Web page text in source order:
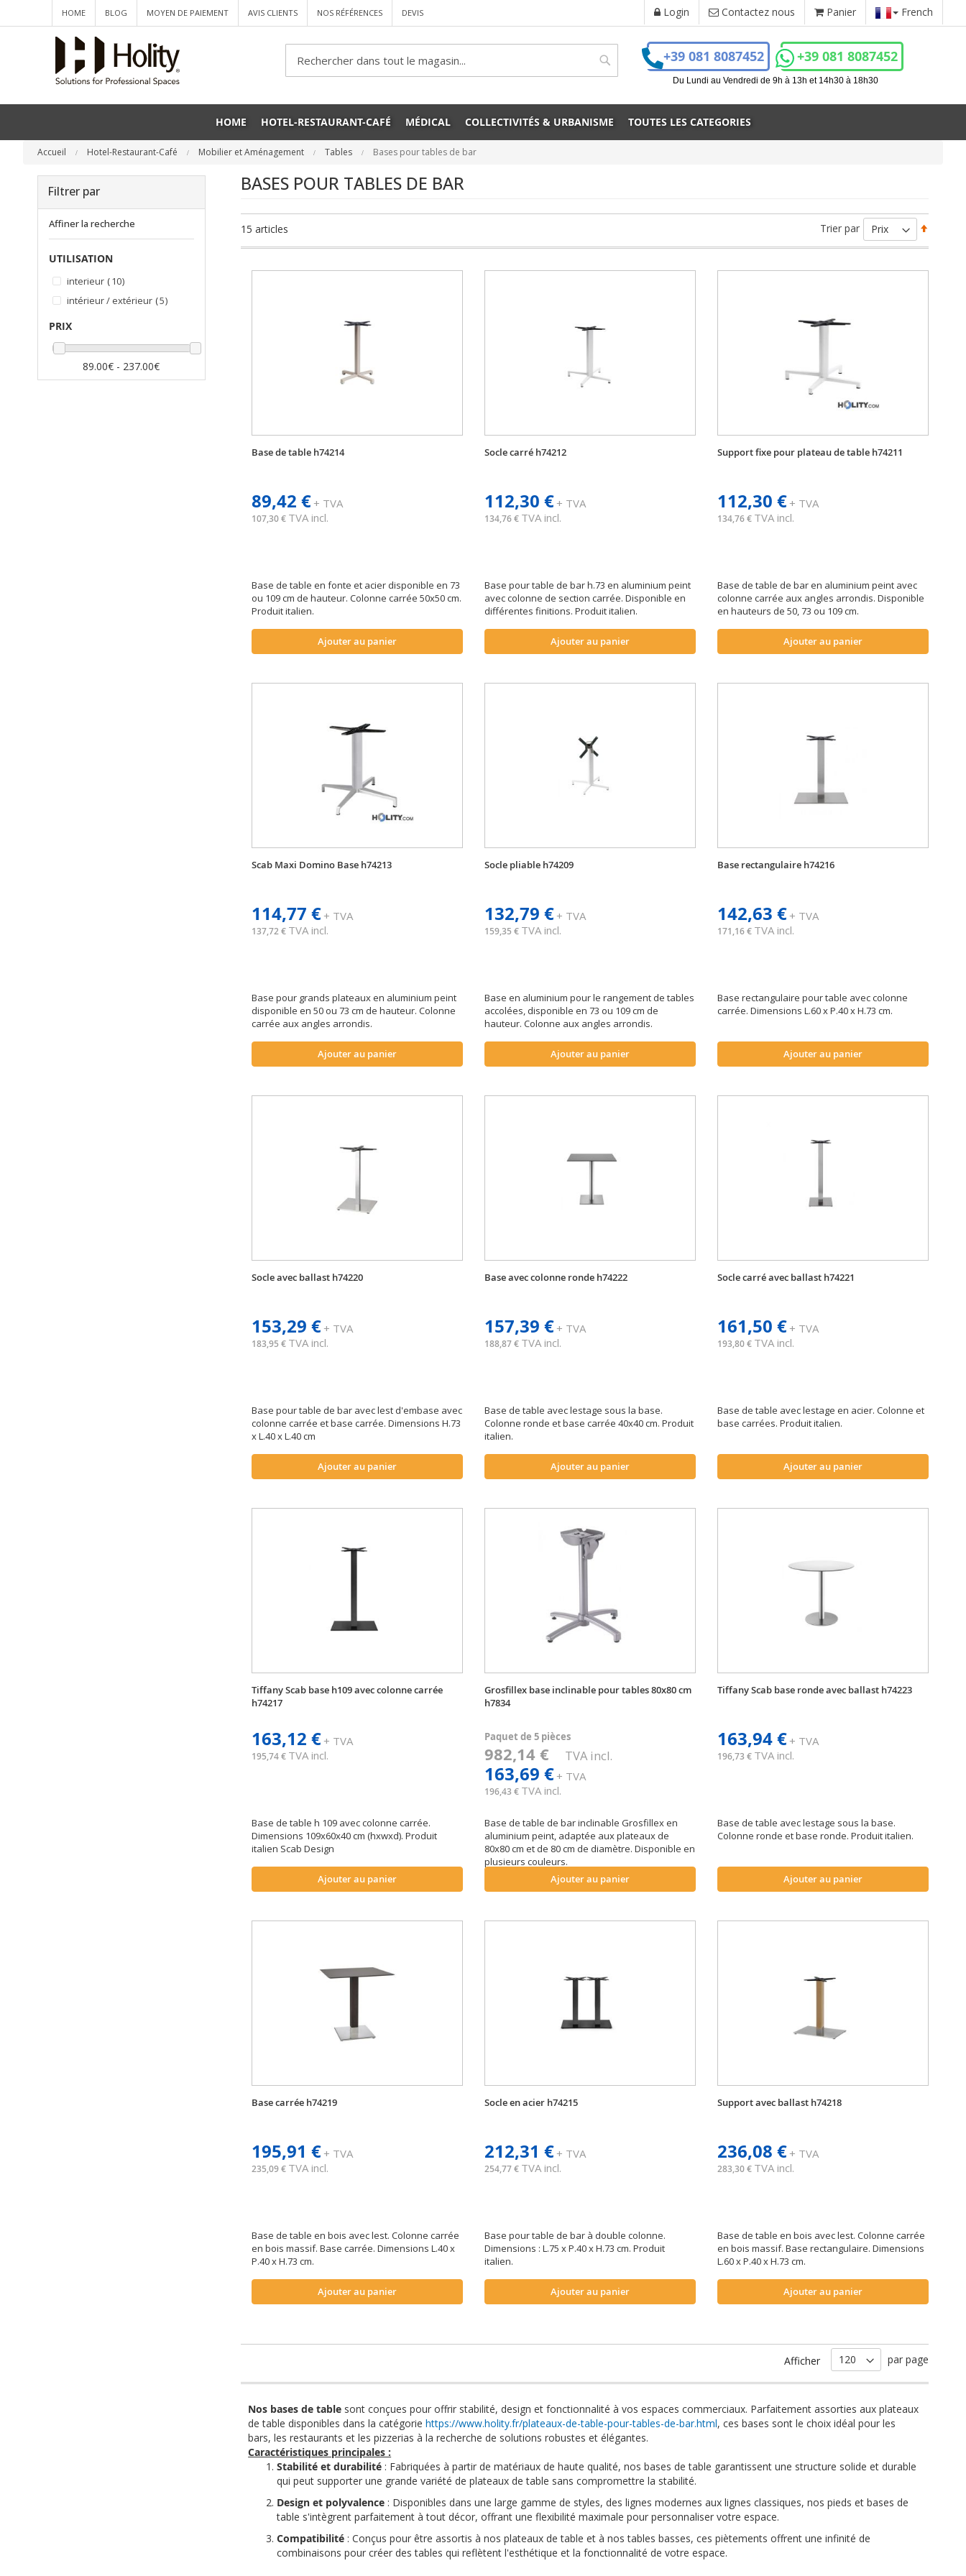
HOME BLOG MOYEN DE PAIEMENT AVIS CLIENTS NOS RÉFÉRENCES DEVIS Login Contactez nous Panier French
Chercher
Chercher
+39 081 8087452 +39 081 8087452
Du Lundi au Vendredi de 9h à 13h et 14h30 à 18h30
HOME HOTEL-RESTAURANT-CAFÉ MÉDICAL COLLECTIVITÉS & URBANISME TOUTES LES CATEGORIES
Accueil Hotel-Restaurant-Café Mobilier et Aménagement Tables Bases pour tables de bar
BASES POUR TABLES DE BAR
15 articles Trier par
Base de table h74214
89,42 €+ TVA
107,30 € TVA incl.
Base de table en fonte et acier disponible en 73
ou 109 cm de hauteur. Colonne carrée 50x50 cm.
Produit italien.
Ajouter au panier
Socle carré h74212
112,30 €+ TVA
134,76 € TVA incl.
Base pour table de bar h.73 en aluminium peint
avec colonne de section carrée. Disponible en
différentes finitions. Produit italien.
Ajouter au panier
Support fixe pour plateau de table h74211
112,30 €+ TVA
134,76 € TVA incl.
Base de table de bar en aluminium peint avec
colonne carrée aux angles arrondis. Disponible
en hauteurs de 50, 73 ou 109 cm.
Ajouter au panier
Scab Maxi Domino Base h74213
114,77 €+ TVA
137,72 € TVA incl.
Base pour grands plateaux en aluminium peint
disponible en 50 ou 73 cm de hauteur. Colonne
carrée aux angles arrondis.
Ajouter au panier
Socle pliable h74209
132,79 €+ TVA
159,35 € TVA incl.
Base en aluminium pour le rangement de tables
accolées, disponible en 73 ou 109 cm de
hauteur. Colonne aux angles arrondis.
Ajouter au panier
Base rectangulaire h74216
142,63 €+ TVA
171,16 € TVA incl.
Base rectangulaire pour table avec colonne
carrée. Dimensions L.60 x P.40 x H.73 cm.
Ajouter au panier
Socle avec ballast h74220
153,29 €+ TVA
183,95 € TVA incl.
Base pour table de bar avec lest d'embase avec
colonne carrée et base carrée. Dimensions H.73
x L.40 x L.40 cm
Ajouter au panier
Base avec colonne ronde h74222
157,39 €+ TVA
188,87 € TVA incl.
Base de table avec lestage sous la base.
Colonne ronde et base carrée 40x40 cm. Produit
italien.
Ajouter au panier
Socle carré avec ballast h74221
161,50 €+ TVA
193,80 € TVA incl.
Base de table avec lestage en acier. Colonne et
base carrées. Produit italien.
Ajouter au panier
Tiffany Scab base h109 avec colonne carrée
h74217
163,12 €+ TVA
195,74 € TVA incl.
Base de table h 109 avec colonne carrée.
Dimensions 109x60x40 cm (hxwxd). Produit
italien Scab Design
Ajouter au panier
Grosfillex base inclinable pour tables 80x80 cm
h7834
Paquet de 5 pièces
982,14 € TVA incl.
163,69 €+ TVA
196,43 € TVA incl.
Base de table de bar inclinable Grosfillex en
aluminium peint, adaptée aux plateaux de
80x80 cm et de 80 cm de diamètre. Disponible en
plusieurs couleurs.
Ajouter au panier
Tiffany Scab base ronde avec ballast h74223
163,94 €+ TVA
196,73 € TVA incl.
Base de table avec lestage sous la base.
Colonne ronde et base ronde. Produit italien.
Ajouter au panier
Base carrée h74219
195,91 €+ TVA
235,09 € TVA incl.
Base de table en bois avec lest. Colonne carrée
en bois massif. Base carrée. Dimensions L.40 x
P.40 x H.73 cm.
Ajouter au panier
Socle en acier h74215
212,31 €+ TVA
254,77 € TVA incl.
Base pour table de bar à double colonne.
Dimensions : L.75 x P.40 x H.73 cm. Produit
italien.
Ajouter au panier
Support avec ballast h74218
236,08 €+ TVA
283,30 € TVA incl.
Base de table en bois avec lest. Colonne carrée
en bois massif. Base rectangulaire. Dimensions
L.60 x P.40 x H.73 cm.
Ajouter au panier
Afficher par page
Nos bases de table sont conçues pour offrir stabilité, design et fonctionnalité à vos espaces commerciaux. Parfaitement assorties aux plateaux
de table disponibles dans la catégoriehttps://www.holity.fr/plateaux-de-table-pour-tables-de-bar.html, ces bases sont le choix idéal pour les
bars, les restaurants et les pizzerias à la recherche de solutions robustes et élégantes.
Caractéristiques principales :
Stabilité et durabilité : Fabriquées à partir de matériaux de haute qualité, nos bases de table garantissent une structure solide et durable
qui peut supporter une grande variété de plateaux de table sans compromettre la stabilité.
Design et polyvalence : Disponibles dans une large gamme de styles, des lignes modernes aux lignes classiques, nos pieds et bases de
table s'intègrent parfaitement à tout décor, offrant une flexibilité maximale pour personnaliser votre espace.
Compatibilité : Conçus pour être assortis à nos plateaux de table et à nos tables basses, ces piètements offrent une infinité de
combinaisons pour créer des tables qui reflètent l'esthétique et la fonctionnalité de votre espace.
Filtrer par
Affiner la recherche
UTILISATION
interieur 10articles
intérieur / extérieur 5articles
PRIX
89.00€ - 237.00€